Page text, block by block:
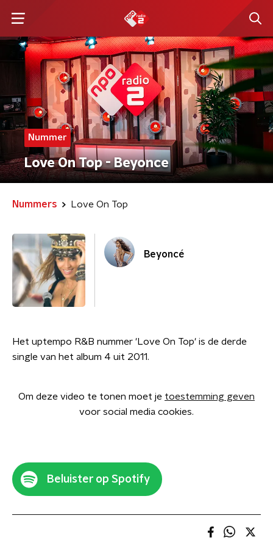
Nummer
Love On Top - Beyonce
Nummers Love On Top
Beyoncé
Het uptempo R&B nummer 'Love On Top' is de derde
single van het album 4 uit 2011.
Om deze video te tonen moet je toestemming geven
voor social media cookies.
Beluister op Spotify